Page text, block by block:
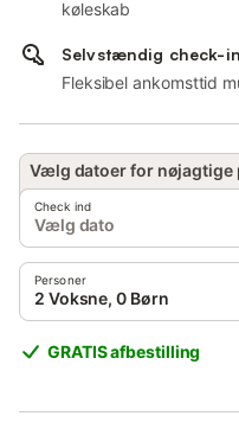
køleskab
Selvstændig check-in
Fleksibel ankomsttid
Vælg datoer for nøjagtige
Check ind
Vælg dato
Personer
2 Voksne, 0 Børn
GRATIS afbestilling